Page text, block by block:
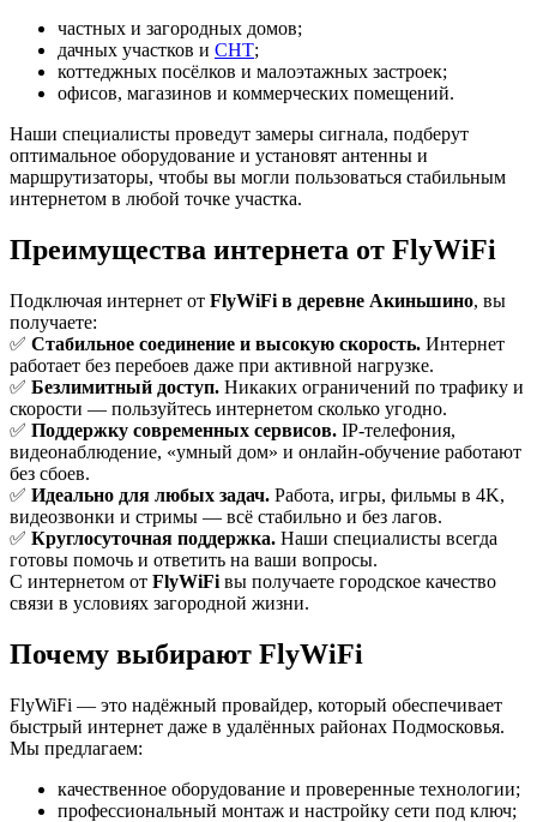
частных и загородных домов;
дачных участков и СНТ;
коттеджных посёлков и малоэтажных застроек;
офисов, магазинов и коммерческих помещений.
Наши специалисты проведут замеры сигнала, подберут
оптимальное оборудование и установят антенны и
маршрутизаторы, чтобы вы могли пользоваться стабильным
интернетом в любой точке участка.
Преимущества интернета от FlyWiFi
Подключая интернет от FlyWiFi в деревне Акиньшино, вы
получаете:
✅ Стабильное соединение и высокую скорость. Интернет
работает без перебоев даже при активной нагрузке.
✅ Безлимитный доступ. Никаких ограничений по трафику и
скорости — пользуйтесь интернетом сколько угодно.
✅ Поддержку современных сервисов. IP-телефония,
видеонаблюдение, «умный дом» и онлайн-обучение работают
без сбоев.
✅ Идеально для любых задач. Работа, игры, фильмы в 4K,
видеозвонки и стримы — всё стабильно и без лагов.
✅ Круглосуточная поддержка. Наши специалисты всегда
готовы помочь и ответить на ваши вопросы.
С интернетом от FlyWiFi вы получаете городское качество
связи в условиях загородной жизни.
Почему выбирают FlyWiFi
FlyWiFi — это надёжный провайдер, который обеспечивает
быстрый интернет даже в удалённых районах Подмосковья.
Мы предлагаем:
качественное оборудование и проверенные технологии;
профессиональный монтаж и настройку сети под ключ;